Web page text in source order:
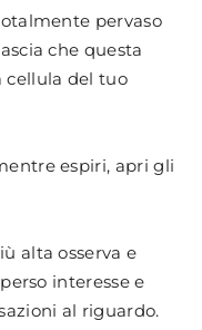
pervaso
che questa
cellula del tuo
espiri, apri gli
alta osserva e
interesse e
al riguardo.